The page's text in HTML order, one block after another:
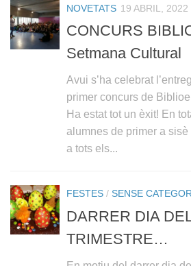
NOVETATS 19 ABRIL, 2022
CONCURS
Setmana Cultural
Avui s’ha celebrat
primer concurs de
Ha estat tot un èxit! En
alumnes de primer a sisè
a tots els...
FESTES / SENSE
DARRER DIA
TRIMESTRE…